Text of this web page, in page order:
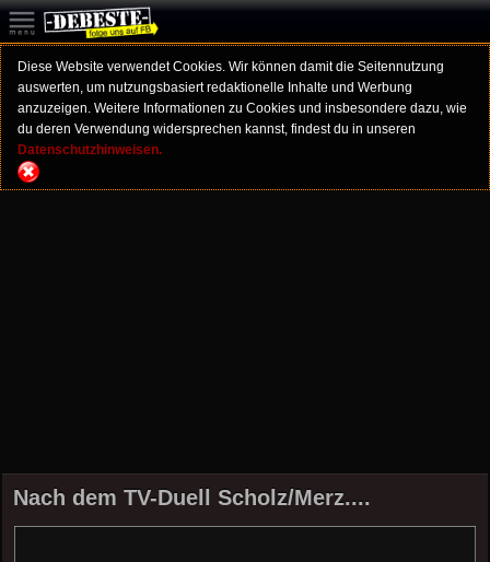
Diese Website verwendet Cookies. Wir können damit die Seitennutzung
auswerten, um nutzungsbasiert redaktionelle Inhalte und Werbung
anzuzeigen. Weitere Informationen zu Cookies und insbesondere dazu, wie
du deren Verwendung widersprechen kannst, findest du in unseren
Datenschutzhinweisen.
Nach dem TV-Duell Scholz/Merz....